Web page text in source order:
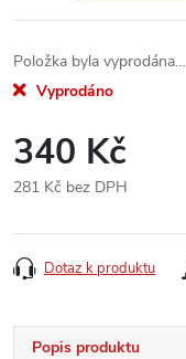
Položka byla vyprodána…
Vyprodáno
340 Kč
281 Kč bez DPH
cena:
Dotaz k produktu
Popis produktu